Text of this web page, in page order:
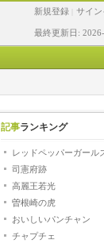
新規登録 サイン
最終更新日:
記事ランキング
レッドペッパーガール
司憲府跡
高麗王若光
曽根崎の虎
おいしいパンチャン
チャプチェ